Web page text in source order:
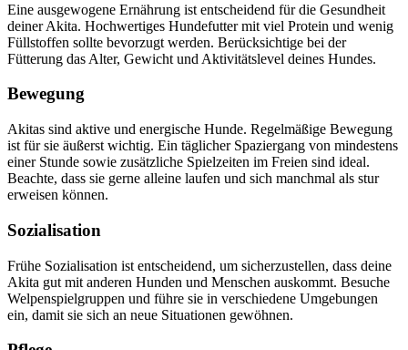
Eine ausgewogene Ernährung ist entscheidend für die Gesundheit
deiner Akita. Hochwertiges Hundefutter mit viel Protein und wenig
Füllstoffen sollte bevorzugt werden. Berücksichtige bei der
Fütterung das Alter, Gewicht und Aktivitätslevel deines Hundes.
Bewegung
Akitas sind aktive und energische Hunde. Regelmäßige Bewegung
ist für sie äußerst wichtig. Ein täglicher Spaziergang von mindestens
einer Stunde sowie zusätzliche Spielzeiten im Freien sind ideal.
Beachte, dass sie gerne alleine laufen und sich manchmal als stur
erweisen können.
Sozialisation
Frühe Sozialisation ist entscheidend, um sicherzustellen, dass deine
Akita gut mit anderen Hunden und Menschen auskommt. Besuche
Welpenspielgruppen und führe sie in verschiedene Umgebungen
ein, damit sie sich an neue Situationen gewöhnen.